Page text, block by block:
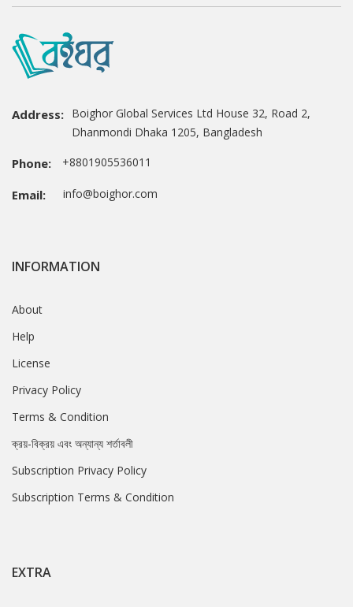
Address: Boighor Global Services Ltd House 32, Road 2,
Dhanmondi Dhaka 1205, Bangladesh
Phone: +8801905536011
Email: info@boighor.com
INFORMATION
About
Help
License
Privacy Policy
Terms & Condition
ক্রয়-বিক্রয় এবং অন্যান্য শর্তাবলী
Subscription Privacy Policy
Subscription Terms & Condition
EXTRA